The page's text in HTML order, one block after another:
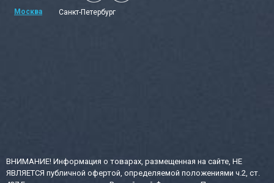
Москва Санкт-Петербург
ВНИМАНИЕ! Информация о товарах, размещенная на сайте, НЕ
ЯВЛЯЕТСЯ публичной офертой, определяемой положениями ч.2, ст.